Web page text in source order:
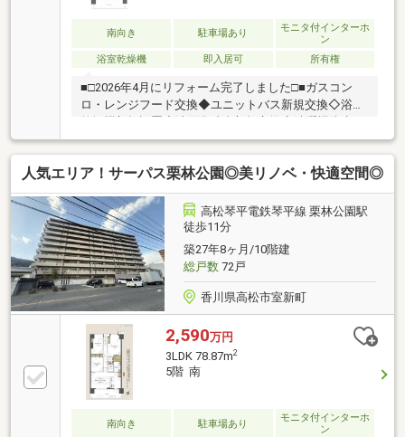
衣類や季節物もすっきり収納できます。水回り設備も
リノベーションで一新され、家事のしやすさが向上。
栗林公園を身近に感じる落ち着いた環境と、生活利便
性の高い立地がそろい、安心して長く暮らせる住まい
南向き 駐車場あり
モニタ付インターホ
ン
浴室乾燥機
即入居可 所有権
■□2026年4月にリフォーム完了しました□■ガスコン
ロ・レンジフード交換◆ユニットバス新規交換◇浴室
ン新規交換◆温水洗浄機能付トイレ新規交換◇床フロ
ーリング一部張替◆壁・天井クロス張替◇建具一部交
換◆畳表替え◇玄関収納新規交換◆カーテンレール交
換◇ハウスクリーニング他栗林公園や中央エリアを生
活圏とする利便性の高い立地。ことでん・JRの2路線
が利用でき、通勤・通学にも便利です。スーパーやコ
ンビニ、ドラッグストア、医療機関など生活に必要な
施設が徒歩圏内に揃っており、毎日の暮らしを快適に
サポートします。
人気エリア！サーパス栗林公園◎美リノベ・快適空間◎
高松琴平電鉄琴平線 栗林公園駅
徒歩11分
築27年8ヶ月/10階建
総戸数72戸
香川県高松市室新町
2,590万円
3LDK 78.87m2
5階 南
南向き 駐車場あり
モニタ付インターホ
ン